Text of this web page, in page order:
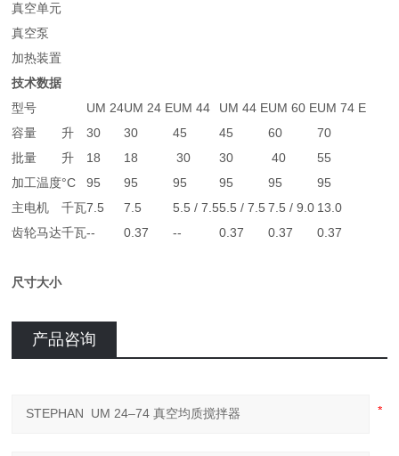
真空单元
真空泵
加热装置
技术数据
型号
UM 24UM 24 EUM 44 UM 44 EUM 60 EUM 74 E
容量
升 30 30 45 45 60
70
批量
升 18 18 30 30 40
55
加工温度°C 95 95 95 95 95
95
主电机
千瓦7.5 7.5 5.5 / 7.55.5 / 7.5 7.5 / 9.0 13.0
齿轮马达千瓦-- 0.37 -- 0.37 0.37 0.37
尺寸大小
产品咨询